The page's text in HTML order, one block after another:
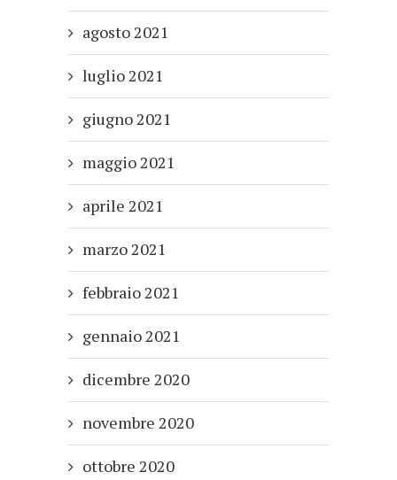
agosto 2021
luglio 2021
giugno 2021
maggio 2021
aprile 2021
marzo 2021
febbraio 2021
gennaio 2021
dicembre 2020
novembre 2020
ottobre 2020